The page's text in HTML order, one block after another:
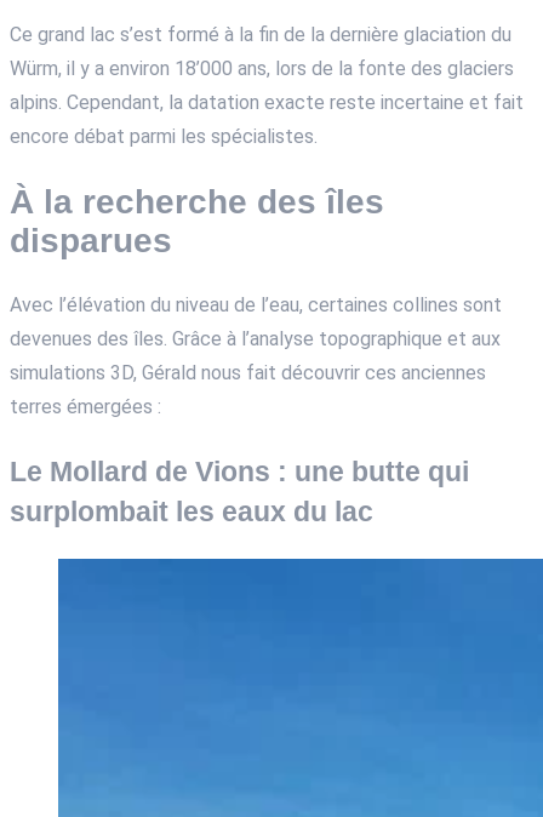
Ce grand lac s’est formé à la fin de la dernière glaciation du
Würm, il y a environ 18’000 ans, lors de la fonte des glaciers
alpins. Cependant, la datation exacte reste incertaine et fait
encore débat parmi les spécialistes.
À la recherche des îles
disparues
Avec l’élévation du niveau de l’eau, certaines collines sont
devenues des îles. Grâce à l’analyse topographique et aux
simulations 3D, Gérald nous fait découvrir ces anciennes
terres émergées :
Le Mollard de Vions : une butte qui
surplombait les eaux du lac